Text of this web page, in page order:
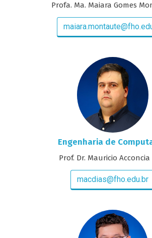
Profa. Ma. Maiara Gomes
Engenharia de
Prof. Dr. Mauricio Acconcia
macdias@fho.edu.br